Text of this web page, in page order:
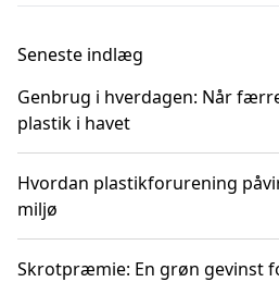
Seneste indlæg
Genbrug i hverdagen: Når
plastik i havet
Hvordan plastikforurening
miljø
Skrotpræmie: En grøn gevinst